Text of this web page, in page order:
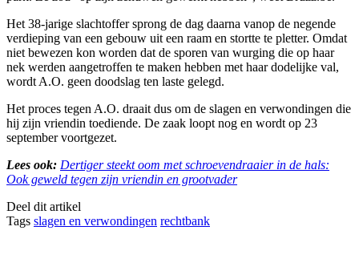
Het 38-jarige slachtoffer sprong de dag daarna vanop de negende
verdieping van een gebouw uit een raam en stortte te pletter. Omdat
niet bewezen kon worden dat de sporen van wurging die op haar
nek werden aangetroffen te maken hebben met haar dodelijke val,
wordt A.O. geen doodslag ten laste gelegd.
Het proces tegen A.O. draait dus om de slagen en verwondingen die
hij zijn vriendin toediende. De zaak loopt nog en wordt op 23
september voortgezet.
Lees ook: Dertiger steekt oom met schroevendraaier in de hals:
Ook geweld tegen zijn vriendin en grootvader
Deel dit artikel
Tags slagen en verwondingen rechtbank